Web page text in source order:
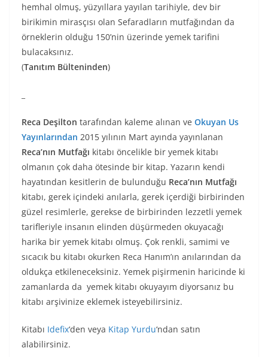
hemhal olmuş, yüzyıllara yayılan tarihiyle, dev bir
birikimin mirasçısı olan Sefaradların mutfağından da
örneklerin olduğu 150’nin üzerinde yemek tarifini
bulacaksınız.
(Tanıtım Bülteninden)
Reca Deşilton tarafından kaleme alınan ve Okuyan Us
Yayınlarından 2015 yılının Mart ayında yayınlanan
Reca’nın Mutfağı kitabı öncelikle bir yemek kitabı
olmanın çok daha ötesinde bir kitap. Yazarın kendi
hayatından kesitlerin de bulunduğu Reca’nın Mutfağı
kitabı, gerek içindeki anılarla, gerek içerdiği birbirinden
güzel resimlerle, gerekse de birbirinden lezzetli yemek
tarifleriyle insanın elinden düşürmeden okuyacağı
harika bir yemek kitabı olmuş. Çok renkli, samimi ve
sıcacık bu kitabı okurken Reca Hanım’ın anılarından da
oldukça etkileneceksiniz. Yemek pişirmenin haricinde ki
zamanlarda da yemek kitabı okuyayım diyorsanız bu
kitabı arşivinize eklemek isteyebilirsiniz.
Kitabı Idefix‘den veya Kitap Yurdu‘ndan satın
alabilirsiniz.